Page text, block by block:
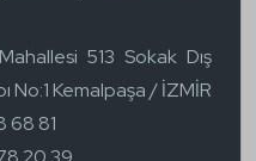
513 Sokak Dış
No:1 Kemalpaşa / İZMİR
68 81